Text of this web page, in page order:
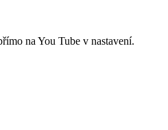
na You Tube v nastavení.